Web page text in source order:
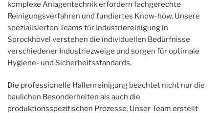
komplexe Anlagentechnik erfordern fachgerechte
Reinigungsverfahren und fundiertes Know-how. Unsere
spezialisierten Teams für Industriereinigung in
Sprockhövel verstehen die individuellen Bedürfnisse
verschiedener Industriezweige und sorgen für optimale
Hygiene- und Sicherheitsstandards.
Die professionelle Hallenreinigung beachtet nicht nur die
baulichen Besonderheiten als auch die
produktionsspezifischen Prozesse. Unser Team erstellt